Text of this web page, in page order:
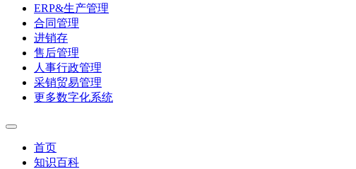
ERP&生产管理
合同管理
进销存
售后管理
人事行政管理
采销贸易管理
更多数字化系统
首页
知识百科